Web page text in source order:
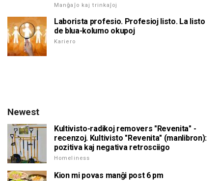
Manĝaĵo kaj trinkaĵoj
Laborista profesio. Profesioj listo. La listo
de blua-kolumo okupoj
Kariero
Newest
Kultivisto-radikoj removers "Revenita" -
recenzoj. Kultivisto "Revenita" (manlibron):
pozitiva kaj negativa retrosciigo
Homeliness
Kion mi povas manĝi post 6 pm